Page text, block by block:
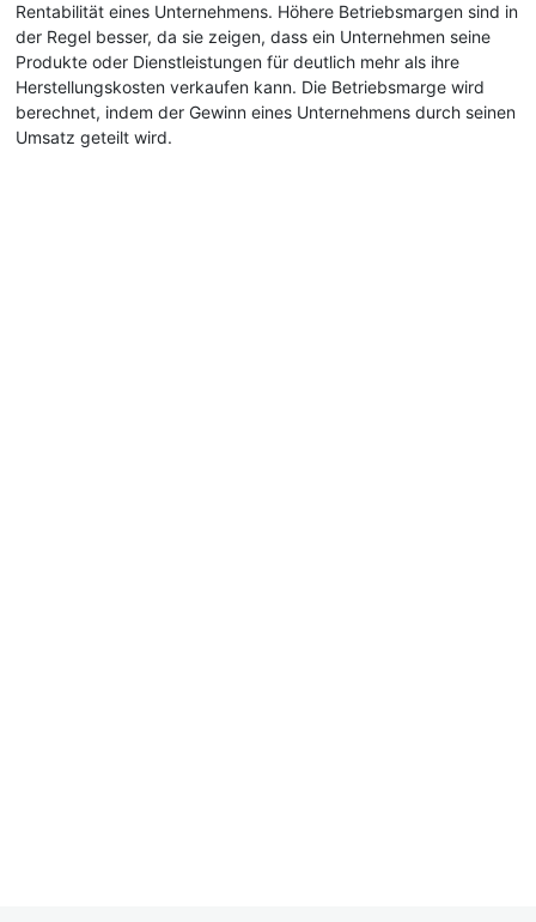
Rentabilität eines Unternehmens. Höhere Betriebsmargen sind in
der Regel besser, da sie zeigen, dass ein Unternehmen seine
Produkte oder Dienstleistungen für deutlich mehr als ihre
Herstellungskosten verkaufen kann. Die Betriebsmarge wird
berechnet, indem der Gewinn eines Unternehmens durch seinen
Umsatz geteilt wird.